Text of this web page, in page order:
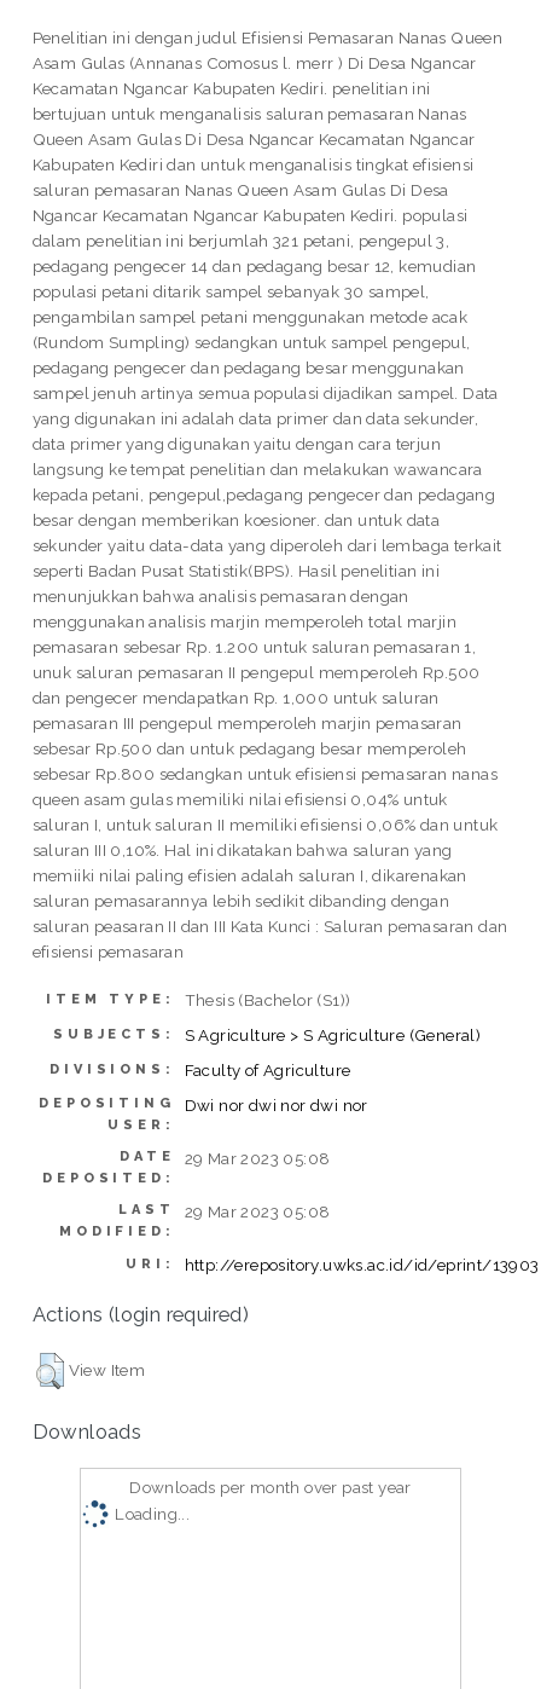
Penelitian ini dengan judul Efisiensi Pemasaran Nanas Queen
Asam Gulas (Annanas Comosus l. merr ) Di Desa Ngancar
Kecamatan Ngancar Kabupaten Kediri. penelitian ini
bertujuan untuk menganalisis saluran pemasaran Nanas
Queen Asam Gulas Di Desa Ngancar Kecamatan Ngancar
Kabupaten Kediri dan untuk menganalisis tingkat efisiensi
saluran pemasaran Nanas Queen Asam Gulas Di Desa
Ngancar Kecamatan Ngancar Kabupaten Kediri. populasi
dalam penelitian ini berjumlah 321 petani, pengepul 3,
pedagang pengecer 14 dan pedagang besar 12, kemudian
populasi petani ditarik sampel sebanyak 30 sampel,
pengambilan sampel petani menggunakan metode acak
(Rundom Sumpling) sedangkan untuk sampel pengepul,
pedagang pengecer dan pedagang besar menggunakan
sampel jenuh artinya semua populasi dijadikan sampel. Data
yang digunakan ini adalah data primer dan data sekunder,
data primer yang digunakan yaitu dengan cara terjun
langsung ke tempat penelitian dan melakukan wawancara
kepada petani, pengepul,pedagang pengecer dan pedagang
besar dengan memberikan koesioner. dan untuk data
sekunder yaitu data-data yang diperoleh dari lembaga terkait
seperti Badan Pusat Statistik(BPS). Hasil penelitian ini
menunjukkan bahwa analisis pemasaran dengan
menggunakan analisis marjin memperoleh total marjin
pemasaran sebesar Rp. 1.200 untuk saluran pemasaran 1,
unuk saluran pemasaran II pengepul memperoleh Rp.500
dan pengecer mendapatkan Rp. 1,000 untuk saluran
pemasaran III pengepul memperoleh marjin pemasaran
sebesar Rp.500 dan untuk pedagang besar memperoleh
sebesar Rp.800 sedangkan untuk efisiensi pemasaran nanas
queen asam gulas memiliki nilai efisiensi 0,04% untuk
saluran I, untuk saluran II memiliki efisiensi 0,06% dan untuk
saluran III 0,10%. Hal ini dikatakan bahwa saluran yang
memiiki nilai paling efisien adalah saluran I, dikarenakan
saluran pemasarannya lebih sedikit dibanding dengan
saluran peasaran II dan III Kata Kunci : Saluran pemasaran dan
efisiensi pemasaran
ITEM TYPE: Thesis (Bachelor (S1))
SUBJECTS: S Agriculture > S Agriculture (General)
DIVISIONS: Faculty of Agriculture
DEPOSITING
USER:
Dwi nor dwi nor dwi nor
DATE
DEPOSITED:
29 Mar 2023 05:08
LAST
MODIFIED:
29 Mar 2023 05:08
URI: http://erepository.uwks.ac.id/id/eprint/13903
Actions (login required)
View Item
Downloads
Downloads per month over past year
Loading...